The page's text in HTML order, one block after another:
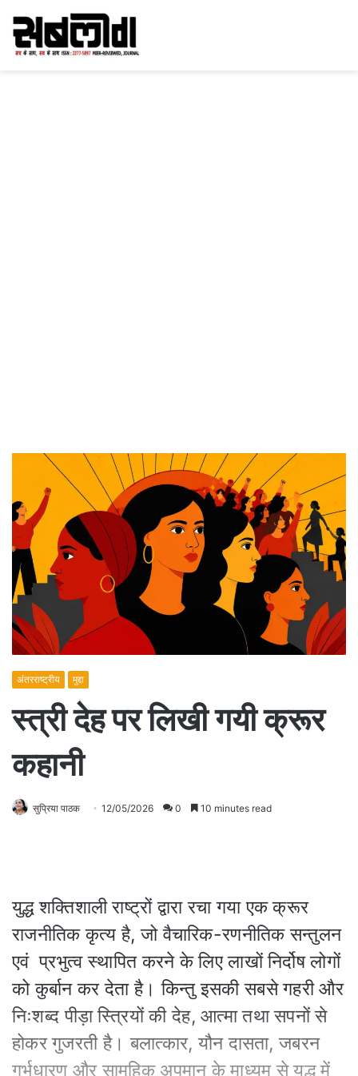
अंतरराष्ट्रीय मुद्दा
स्त्री देह पर लिखी गयी क्रूर
कहानी
सुप्रिया पाठक 12/05/2026 0 10 minutes read
युद्ध शक्तिशाली राष्ट्रों द्वारा रचा गया एक क्रूर
राजनीतिक कृत्य है, जो वैचारिक-रणनीतिक सन्तुलन
एवं प्रभुत्व स्थापित करने के लिए लाखों निर्दोष लोगों
को कुर्बान कर देता है। किन्तु इसकी सबसे गहरी और
निःशब्द पीड़ा स्त्रियों की देह, आत्मा तथा सपनों से
होकर गुजरती है। बलात्कार, यौन दासता, जबरन
गर्भधारण और सामूहिक अपमान के माध्यम से युद्ध में